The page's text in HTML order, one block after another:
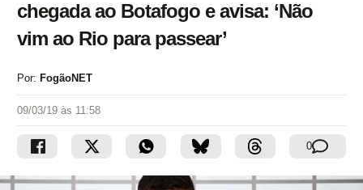
chegada ao Botafogo e avisa: ‘Não
vim ao Rio para passear’
Por: FogãoNET
09/03/19 às 11:58
0